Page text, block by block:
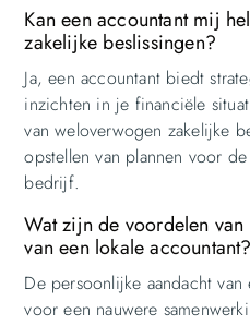
Kan een accountant mij
zakelijke beslissingen?
Ja, een accountant biedt
inzichten in je financiële
van weloverwogen zakelijke
opstellen van plannen voor
bedrijf.
Wat zijn de voordelen
van een lokale accountant?
De persoonlijke aandacht
voor een nauwere